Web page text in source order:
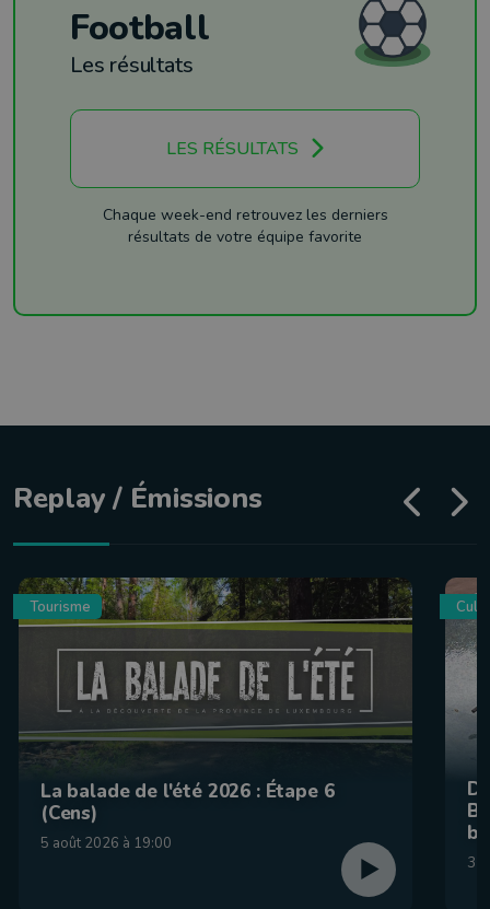
Football
Les résultats
LES RÉSULTATS
Chaque week-end retrouvez les derniers
résultats de votre équipe favorite
Replay / Émissions
Tourisme
La balade de l'été 2026 : Étape 6
(Cens)
5 août 2026 à 19:00
31